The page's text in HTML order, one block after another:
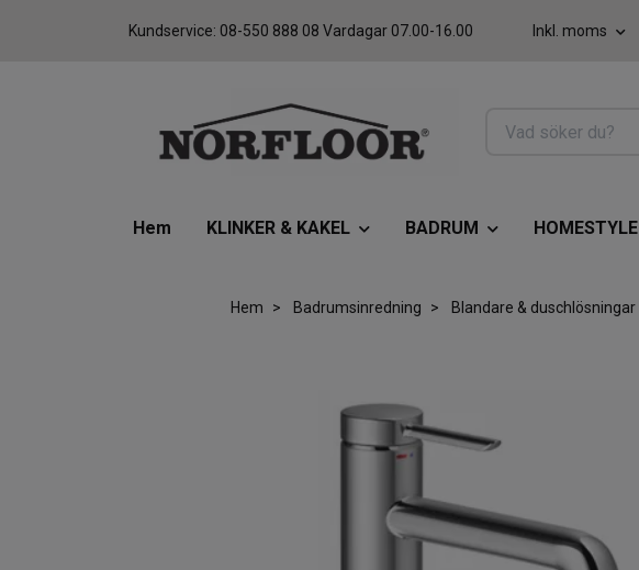
Kundservice: 08-550 888 08 Vardagar 07.00-16.00 Inkl. moms
Hem KLINKER & KAKEL BADRUM HOMESTYLE
Hem Badrumsinredning Blandare & duschlösningar